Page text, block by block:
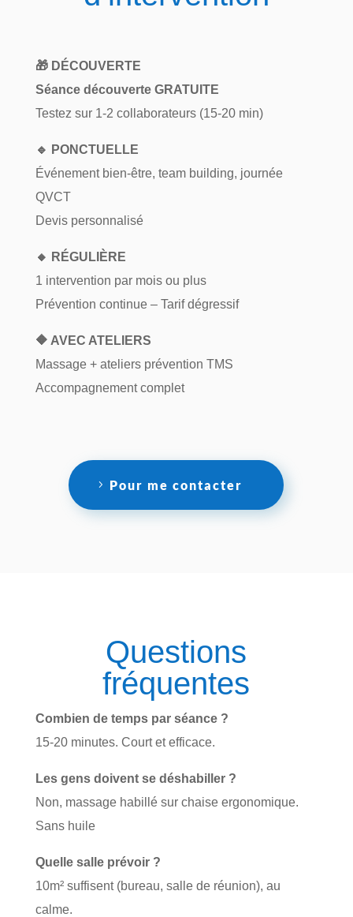
🎁 DÉCOUVERTE
Séance découverte GRATUITE
Testez sur 1-2 collaborateurs (15-20 min)
🔹 PONCTUELLE
Événement bien-être, team building, journée
QVCT
Devis personnalisé
🔸 RÉGULIÈRE
1 intervention par mois ou plus
Prévention continue – Tarif dégressif
🔶 AVEC ATELIERS
Massage + ateliers prévention TMS
Accompagnement complet
Pour me contacter
Questions
fréquentes
Combien de temps par séance ?
15-20 minutes. Court et efficace.
Les gens doivent se déshabiller ?
Non, massage habillé sur chaise ergonomique.
Sans huile
Quelle salle prévoir ?
10m² suffisent (bureau, salle de réunion), au
calme.